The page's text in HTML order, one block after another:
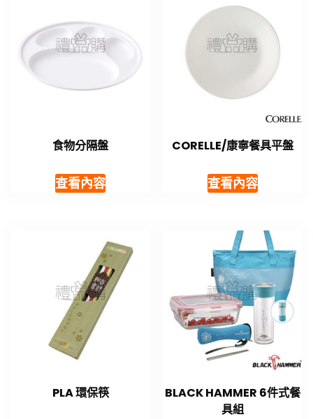
食物分隔盤
查看內容
CORELLE/康寧餐具平盤
查看內容
PLA 環保筷
BLACK HAMMER 6件式餐
具組